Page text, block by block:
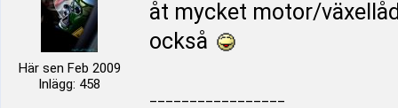
Här sen Feb 2009
Inlägg: 458
åt mycket motor/
också